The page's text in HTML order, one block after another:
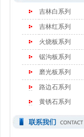
吉林白系列
吉林红系列
火烧板系列
锯沟板系列
磨光板系列
路边石系列
黄锈石系列